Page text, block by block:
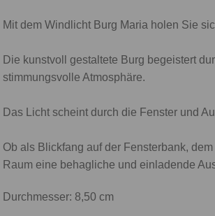
Mit dem Windlicht Burg Maria holen Sie
Die kunstvoll gestaltete Burg begeistert
stimmungsvolle Atmosphäre.
Das Licht scheint durch die Fenster und
Ob als Blickfang auf der Fensterbank,
Raum eine behagliche und einladende
Durchmesser: 8,50 cm